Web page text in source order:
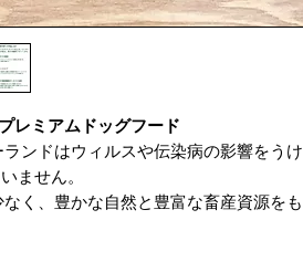
レミアムドッグフード
ンドはウィルスや伝染病の影響をうけ
ません。
く、豊かな自然と豊富な畜産資源をも